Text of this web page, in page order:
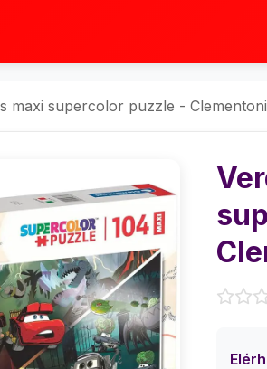
maxi supercolor puzzle - Clementoni